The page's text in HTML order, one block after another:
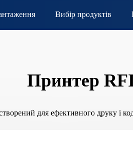
Вибір продуктів
Принтер
для ефективного друку і